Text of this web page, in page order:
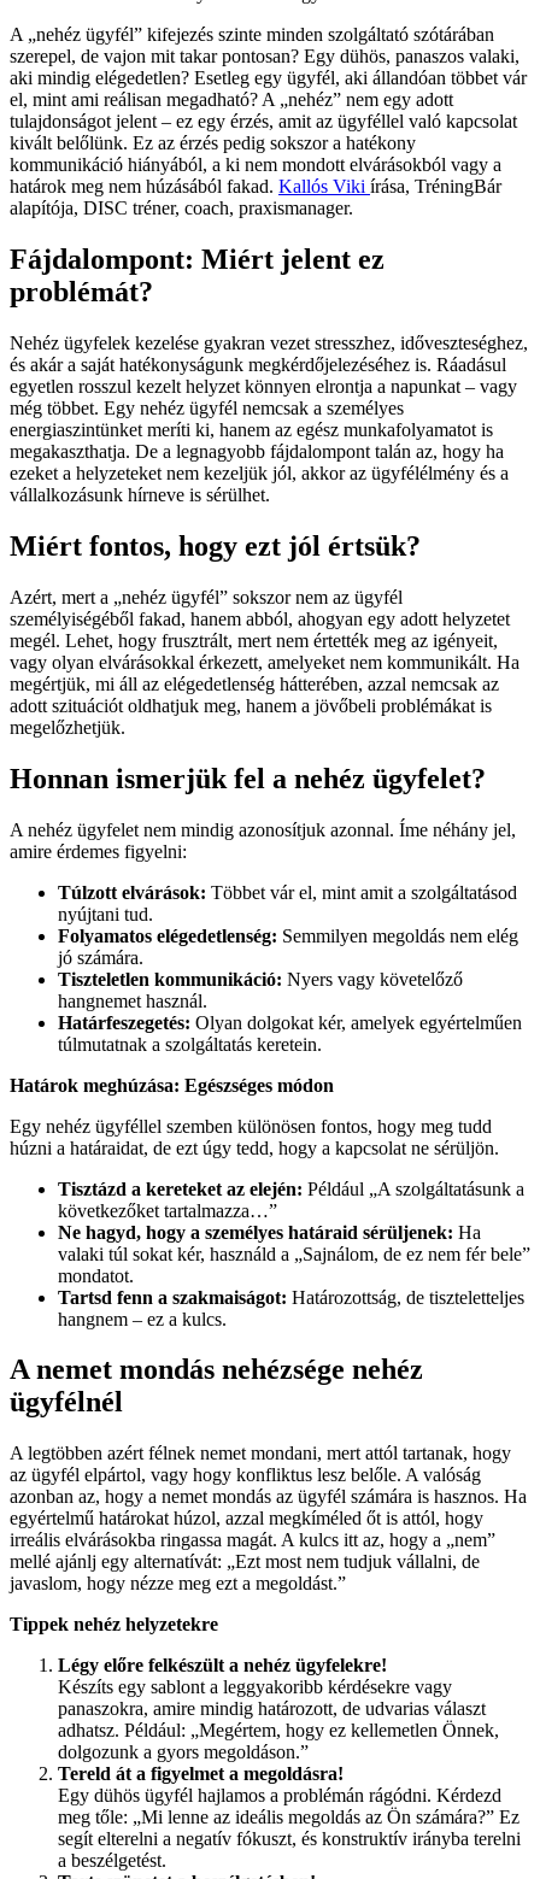
A „nehéz ügyfél” kifejezés szinte minden szolgáltató szótárában
szerepel, de vajon mit takar pontosan? Egy dühös, panaszos valaki,
aki mindig elégedetlen? Esetleg egy ügyfél, aki állandóan többet vár
el, mint ami reálisan megadható? A „nehéz” nem egy adott
tulajdonságot jelent – ez egy érzés, amit az ügyféllel való kapcsolat
kivált belőlünk. Ez az érzés pedig sokszor a hatékony
kommunikáció hiányából, a ki nem mondott elvárásokból vagy a
határok meg nem húzásából fakad. Kallós Viki írása, TréningBár
alapítója, DISC tréner, coach, praxismanager.
Fájdalompont: Miért jelent ez
problémát?
Nehéz ügyfelek kezelése gyakran vezet stresszhez, időveszteséghez,
és akár a saját hatékonyságunk megkérdőjelezéséhez is. Ráadásul
egyetlen rosszul kezelt helyzet könnyen elrontja a napunkat – vagy
még többet. Egy nehéz ügyfél nemcsak a személyes
energiaszintünket meríti ki, hanem az egész munkafolyamatot is
megakaszthatja. De a legnagyobb fájdalompont talán az, hogy ha
ezeket a helyzeteket nem kezeljük jól, akkor az ügyfélélmény és a
vállalkozásunk hírneve is sérülhet.
Miért fontos, hogy ezt jól értsük?
Azért, mert a „nehéz ügyfél” sokszor nem az ügyfél
személyiségéből fakad, hanem abból, ahogyan egy adott helyzetet
megél. Lehet, hogy frusztrált, mert nem értették meg az igényeit,
vagy olyan elvárásokkal érkezett, amelyeket nem kommunikált. Ha
megértjük, mi áll az elégedetlenség hátterében, azzal nemcsak az
adott szituációt oldhatjuk meg, hanem a jövőbeli problémákat is
megelőzhetjük.
Honnan ismerjük fel a nehéz ügyfelet?
A nehéz ügyfelet nem mindig azonosítjuk azonnal. Íme néhány jel,
amire érdemes figyelni:
Túlzott elvárások: Többet vár el, mint amit a szolgáltatásod
nyújtani tud.
Folyamatos elégedetlenség: Semmilyen megoldás nem elég
jó számára.
Tiszteletlen kommunikáció: Nyers vagy követelőző
hangnemet használ.
Határfeszegetés: Olyan dolgokat kér, amelyek egyértelműen
túlmutatnak a szolgáltatás keretein.
Határok meghúzása: Egészséges módon
Egy nehéz ügyféllel szemben különösen fontos, hogy meg tudd
húzni a határaidat, de ezt úgy tedd, hogy a kapcsolat ne sérüljön.
Tisztázd a kereteket az elején: Például „A szolgáltatásunk a
következőket tartalmazza…”
Ne hagyd, hogy a személyes határaid sérüljenek: Ha
valaki túl sokat kér, használd a „Sajnálom, de ez nem fér bele”
mondatot.
Tartsd fenn a szakmaiságot: Határozottság, de tiszteletteljes
hangnem – ez a kulcs.
A nemet mondás nehézsége nehéz
ügyfélnél
A legtöbben azért félnek nemet mondani, mert attól tartanak, hogy
az ügyfél elpártol, vagy hogy konfliktus lesz belőle. A valóság
azonban az, hogy a nemet mondás az ügyfél számára is hasznos. Ha
egyértelmű határokat húzol, azzal megkíméled őt is attól, hogy
irreális elvárásokba ringassa magát. A kulcs itt az, hogy a „nem”
mellé ajánlj egy alternatívát: „Ezt most nem tudjuk vállalni, de
javaslom, hogy nézze meg ezt a megoldást.”
Tippek nehéz helyzetekre
Légy előre felkészült a nehéz ügyfelekre!
Készíts egy sablont a leggyakoribb kérdésekre vagy
panaszokra, amire mindig határozott, de udvarias választ
adhatsz. Például: „Megértem, hogy ez kellemetlen Önnek,
dolgozunk a gyors megoldáson.”
Tereld át a figyelmet a megoldásra!
Egy dühös ügyfél hajlamos a problémán rágódni. Kérdezd
meg tőle: „Mi lenne az ideális megoldás az Ön számára?” Ez
segít elterelni a negatív fókuszt, és konstruktív irányba terelni
a beszélgetést.